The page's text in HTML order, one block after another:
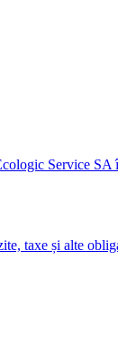
Service SA
taxe și alte